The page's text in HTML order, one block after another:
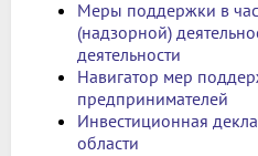
Меры поддержки в
(надзорной)
деятельности
Навигатор мер
предпринимателей
Инвестиционная
области